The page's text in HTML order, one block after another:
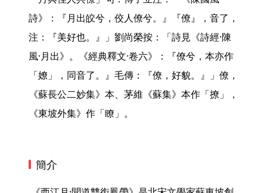
詩》：『月出皎兮，佼人僚兮。』『僚』，音了，
注：『美好也。』」劉尚榮按：「詩見《詩經·陳
風·月出》。《經典釋文·卷六》：『僚兮，本亦作
「嫽」，同音了。』毛傳：『僚，好貌。』」僚，
《蘇長公二妙集》本、茅維《蘇集》本作「撩」，
《東坡外集》作「瞭」。
簡介